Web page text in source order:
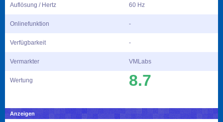
Auflösung / Hertz 60 Hz
Onlinefunktion -
Verfügbarkeit -
Vermarkter VMLabs
Wertung 8.7
Anzeigen